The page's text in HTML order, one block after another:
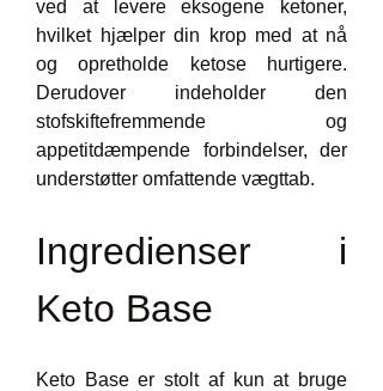
ved at levere eksogene ketoner,
hvilket hjælper din krop med at nå
og opretholde ketose hurtigere.
Derudover indeholder den
stofskiftefremmende og
appetitdæmpende forbindelser, der
understøtter omfattende vægttab.
Ingredienser i
Keto Base
Keto Base er stolt af kun at bruge